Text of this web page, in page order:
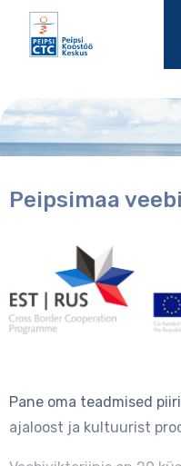
Peipsimaa
Pane oma teadmised
ajaloost ja kultuurist